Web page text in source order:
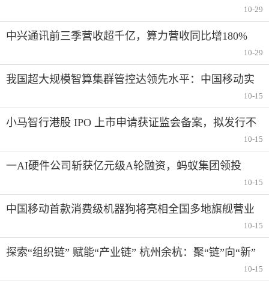
10-29
中兴通讯前三季营收超千亿，算力营收同比增180%
10-29
我国超大规模智算集群管控达领先水平：中国移动实
10-15
小马智行港股 IPO 上市申请获证监会备案，拟发行不
10-15
一AI硬件公司斩获亿元级A轮融资，蚂蚁集团领投
10-15
中国移动首款消费级机器狗将亮相全国多地旗舰营业
10-15
探索“组织链” 赋能“产业链” 杭州余杭：聚“链”向“新”
10-15